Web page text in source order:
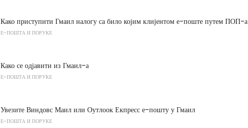
Како приступити Гмаил налогу са било којим клијентом е-поште путем ПОП-а
Е-ПОШТА И ПОРУКЕ
Како се одјавити из Гмаил-а
Е-ПОШТА И ПОРУКЕ
Увезите Виндовс Маил или Оутлоок Екпресс е-пошту у Гмаил
Е-ПОШТА И ПОРУКЕ